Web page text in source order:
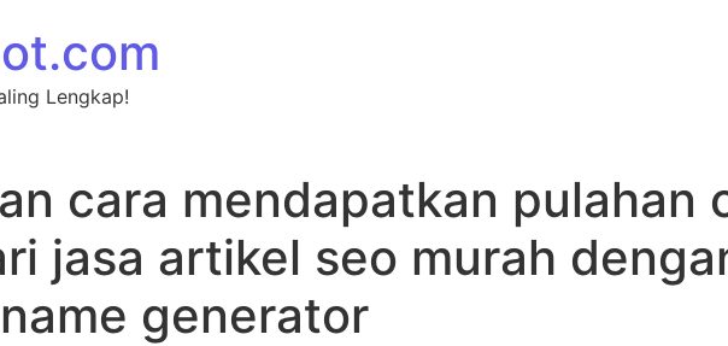
Lengkap!
cara mendapatkan pulahan
jasa artikel seo murah
generator